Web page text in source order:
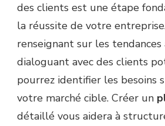
des clients est une étape
la réussite de votre
renseignant sur les
dialoguant avec des clients
pourrez identifier les besoins
votre marché cible. Créer un
détaillé vous aidera à